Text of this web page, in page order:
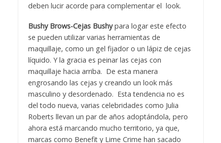
deben lucir acorde para complementar el look.
Bushy Brows-Cejas Bushypara logar este efecto
se pueden utilizar varias herramientas de
maquillaje, como un gel fijador o un lápiz de cejas
líquido. Y la gracia es peinar las cejas con
maquillaje hacia arriba. De esta manera
engrosando las cejas y creando un look más
masculino y desordenado. Esta tendencia no es
del todo nueva, varias celebridades como Julia
Roberts llevan un par de años adoptándola, pero
ahora está marcando mucho territorio, ya que,
marcas como Benefit y Lime Crime han sacado